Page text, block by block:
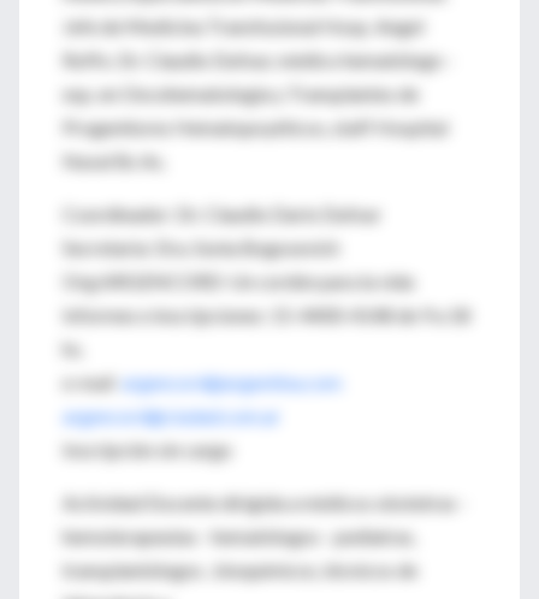
Jefe de Medicina Transfusional Hosp. Angel
Roffo. Dr. Claudio Dufour, médico hematólogo -
esp. en Oncohematología y Transplantes de
Progenitores Hematopoyéticos, staff Hospital
Naval Bs As.
Coordinador: Dr. Claudio Darío Dufour
Secretaria: Dra. Sonia Bogosevich
Org:ARGENCORD-Un cordón para la vida
Informes e inscripciones: 15-4400-4148 de 9 a 18
hs.
e-mail
argencord@argentina.com
argencord@ciudad.com.ar
Inscripción sin cargo
Actividad Docente dirigida a médicos obstetras -
hemoterapeutas - hematólogos - pediatras,
transplantólogos , bioquímicos, técnicos de